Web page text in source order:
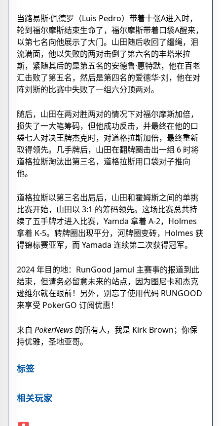
当路易斯·佩德罗（Luis Pedro）带着十张A进入时，
轮到福尔摩斯结束生命了，福尔摩斯带着口袋A醒来，
以第七名向他展示了大门。山田随后收回了缰绳，泪
流满面，他以失败的两对击倒了第六名的丰塔米拉
斯，紧随其后的是第五名的安德鲁·惠特默，他在百老
汇击败了第五名，然后是第四名的爱德华·刘，他在对
阵刘斯的比赛中失败了一组六分顶两对。
随后，山田在两对胜两对的情况下对福尔摩斯加倍，
损失了一大笔筹码，但他成功反击，并最终在他的口
袋七人对决王牌杰克时，对道格拉斯加倍，最终重新
取得领先。几手牌后，山田在翻牌圈击出一组 6 时将
道格拉斯淘汰出第三名，道格拉斯用口袋对子推向
他。
道格拉斯以第三名出局后，山田和霍姆斯之间的单挑
比赛开始，山田以 3:1 的筹码领先。这场比赛总共持
续了五手牌才进入比赛，Yamda 拿着 A-2，Holmes
拿着 K-5。转牌圈出现平分，河牌圈变砖，Holmes 获
得锦标赛亚军，而 Yamada 连续第二次获得冠军。
2024 年目的地：RunGood Jamul 主赛事的报道到此
结束，但请务必留意未来的站点，因为图尼卡和杰克
逊维尔就在眼前！另外，别忘了使用代码 RUNGOOD
来享受 PokerGO 订阅优惠！
来自 PokerNews 的所有人，我是 Kirk Brown；你保
持优雅，圣地亚哥。
标签
相关玩家